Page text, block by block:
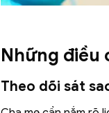
Những điều
Theo dõi sát